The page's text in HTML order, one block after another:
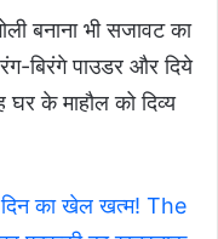
बनाना भी सजावट का
बिरंगे पाउडर और दिये
के माहौल को दिव्य
का खेल खत्म! The